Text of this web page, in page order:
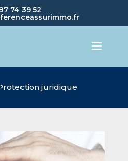
74 39 52
juridique